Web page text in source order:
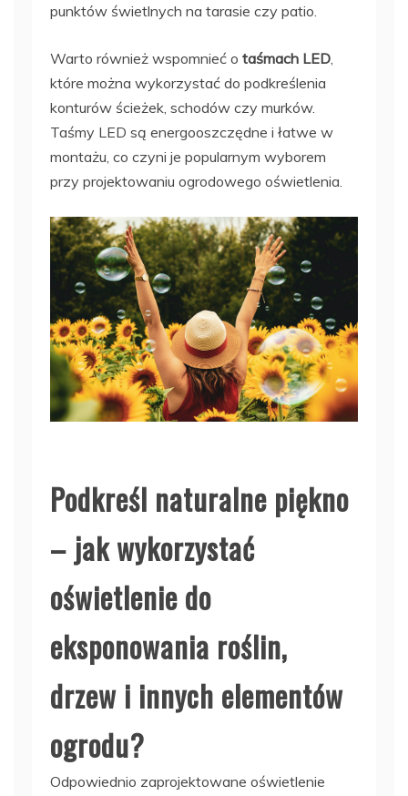
punktów świetlnych na tarasie czy patio.
Warto również wspomnieć o taśmach LED
które można wykorzystać do podkreślenia
konturów ścieżek, schodów czy murków.
Taśmy LED są energooszczędne i łatwe w
montażu, co czyni je popularnym wyborem
przy projektowaniu ogrodowego oświetlenia.
Podkreśl naturalne piękno
– jak wykorzystać
oświetlenie do
eksponowania roślin,
drzew i innych elementów
ogrodu?
Odpowiednio zaprojektowane oświetlenie